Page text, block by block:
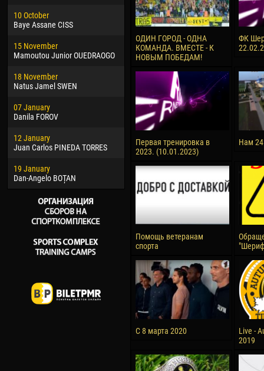
10 October
Baye Assane CISS
15 November
Mamoutou Junior OUEDRAOGO
18 November
Natus Jamel SWEN
07 January
Danila FOROV
12 January
Juan Carlos PINEDA TORRES
19 January
Dan-Angelo BOȚAN
02 March
Veaceslav COZMA
09 March
Emmanuel AFETSE
Jayder Moreno ASPRILLA
22 March
Samba KONÉ
26 March
Vitor Hugo Morais de OLIVEIRA
28 March
Raí LOPES DE OLIVEIRA
24
15
28
10
Ivan
ОДИН ГОРОД - ОДНА
КОМАНДА. ВМЕСТЕ - К
НОВЫМ ПОБЕДАМ!
ФК
Первая тренировка в
2023. (10.01.2023)
Нам
Помощь ветеранам
спорта
С 8 марта 2020
Live -
2019